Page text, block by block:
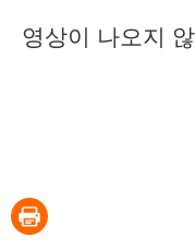
영상이 나오지